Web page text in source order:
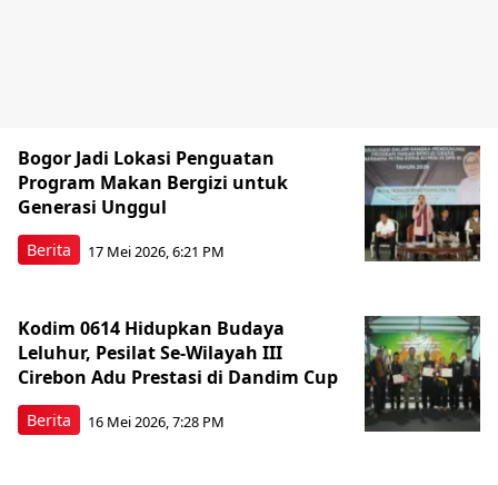
Berita
Bogor Jadi Lokasi Penguatan
Program Makan Bergizi untuk
Generasi Unggul
17 Mei 2026, 6:21 PM
Berita
Kodim 0614 Hidupkan Budaya
Leluhur, Pesilat Se-Wilayah III
Cirebon Adu Prestasi di Dandim Cup
16 Mei 2026, 7:28 PM